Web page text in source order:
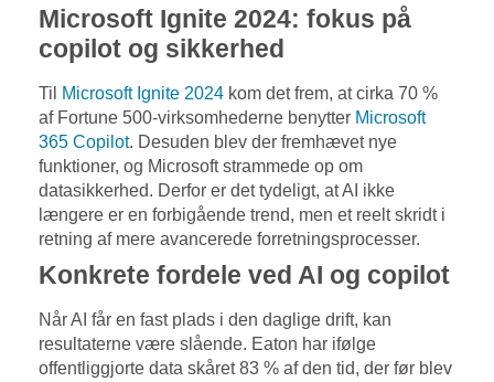
Microsoft Ignite 2024: fokus på
copilot og sikkerhed
Til Microsoft Ignite 2024 kom det frem, at cirka 70 %
af Fortune 500-virksomhederne benytter Microsoft
365 Copilot. Desuden blev der fremhævet nye
funktioner, og Microsoft strammede op om
datasikkerhed. Derfor er det tydeligt, at AI ikke
længere er en forbigående trend, men et reelt skridt i
retning af mere avancerede forretningsprocesser.
Konkrete fordele ved AI og copilot
Når AI får en fast plads i den daglige drift, kan
resultaterne være slående. Eaton har ifølge
offentliggjorte data skåret 83 % af den tid, der før blev